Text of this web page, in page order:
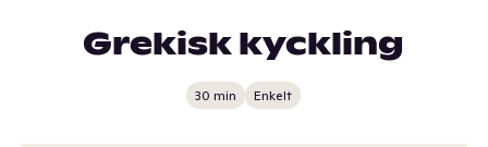
Grekisk kyckling
30 min Enkelt